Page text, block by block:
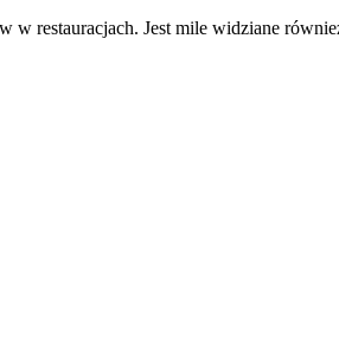
restauracjach. Jest mile widziane